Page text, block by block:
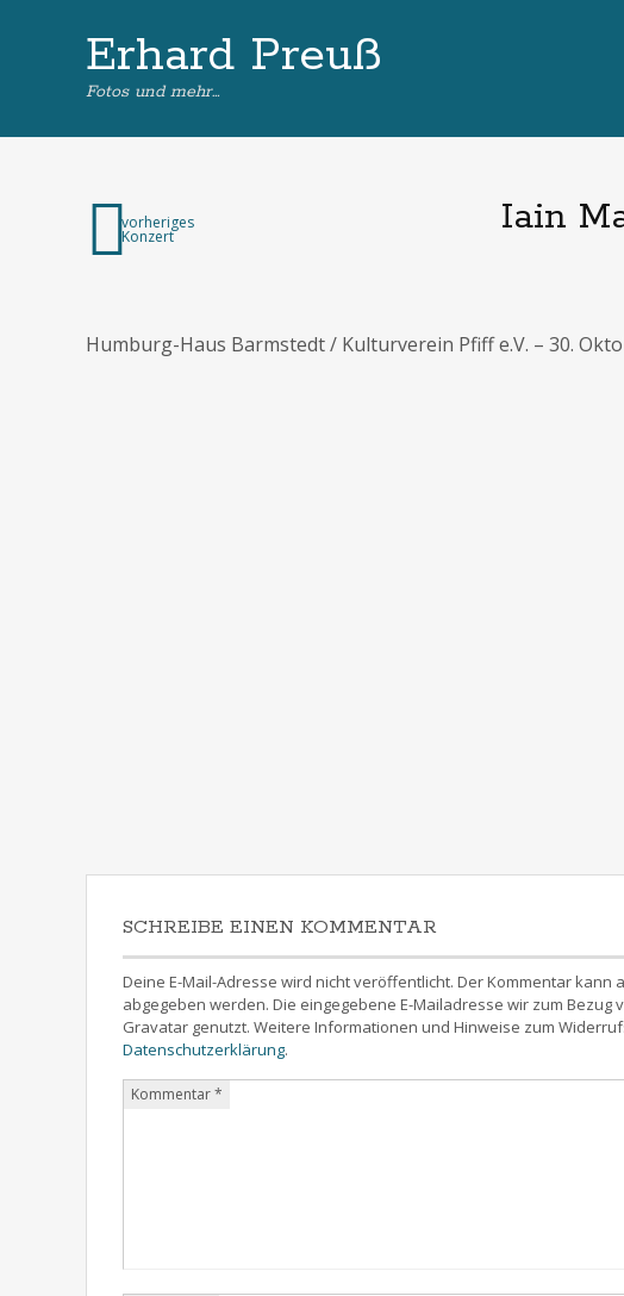
Erhard Preuß
Fotos und mehr…
vorheriges
Konzert Iain
Humburg-Haus Barmstedt / Kulturverein Pfiff e.V. – 30.
SCHREIBE EINEN KOMMENTAR
Deine E-Mail-Adresse wird nicht veröffentlicht. Der Kommentar kann
abgegeben werden. Die eingegebene E-Mailadresse wir zum Bezug
Gravatar genutzt. Weitere Informationen und Hinweise zum
Datenschutzerklärung.
Kommentar*